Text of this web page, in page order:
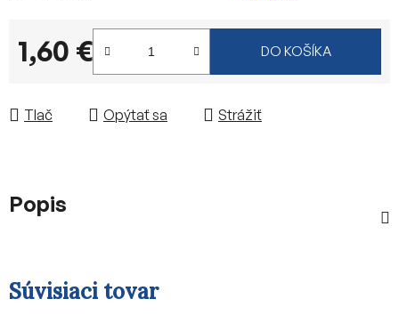
1,60 €
Jednotková cena:
DO KOŠÍKA
Tlač Opýtať sa Strážiť
Popis
Súvisiaci tovar